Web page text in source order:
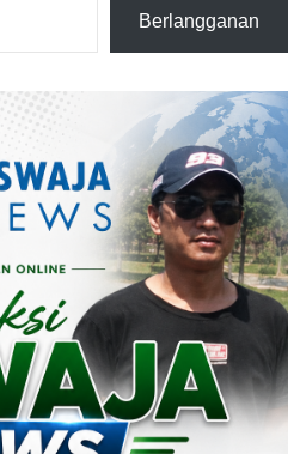
Berlangganan